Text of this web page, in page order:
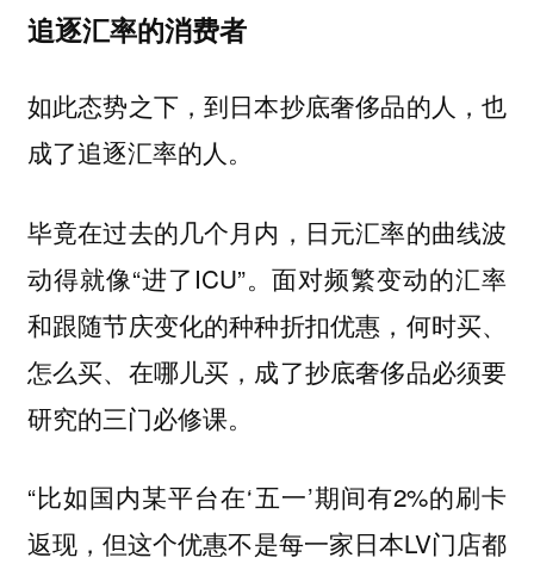
追逐汇率的消费者
如此态势之下，到日本抄底奢侈品的人，也
成了追逐汇率的人。
毕竟在过去的几个月内，日元汇率的曲线波
动得就像“进了ICU”。面对频繁变动的汇率
和跟随节庆变化的种种折扣优惠，何时买、
怎么买、在哪儿买，成了抄底奢侈品必须要
研究的三门必修课。
“比如国内某平台在‘五一’期间有2%的刷卡
返现，但这个优惠不是每一家日本LV门店都